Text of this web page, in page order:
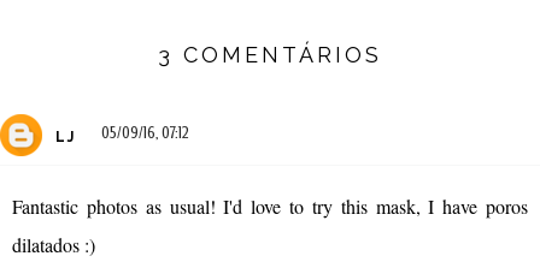
3 COMENTÁRIOS
LJ 05/09/16, 07:12
Fantastic photos as usual! I'd love to try this mask, I have poros
dilatados :)